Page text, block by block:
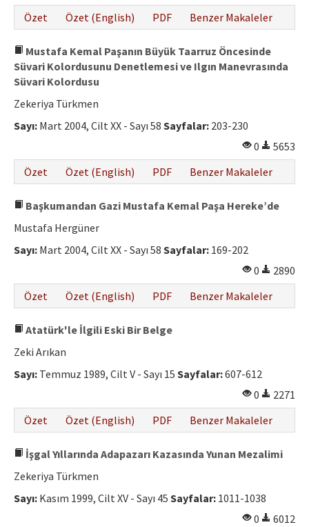
Özet
Özet (English) PDF Benzer Makaleler
Mustafa Kemal Paşanın Büyük Taarruz Öncesinde
Süvari Kolordusunu Denetlemesi ve Ilgın Manevrasında
Süvari Kolordusu
Zekeriya Türkmen
Sayı: Mart 2004, Cilt XX - Sayı 58 Sayfalar: 203-230
0
5653
Özet
Özet (English) PDF Benzer Makaleler
Başkumandan Gazi Mustafa Kemal Paşa Hereke’de
Mustafa Hergüner
Sayı: Mart 2004, Cilt XX - Sayı 58 Sayfalar: 169-202
0
2890
Özet
Özet (English) PDF Benzer Makaleler
Atatürk'le İlgili Eski Bir Belge
Zeki Arıkan
Sayı: Temmuz 1989, Cilt V - Sayı 15 Sayfalar:607-612
0
2271
Özet
Özet (English) PDF Benzer Makaleler
İşgal Yıllarında Adapazarı Kazasında Yunan Mezalimi
Zekeriya Türkmen
Sayı: Kasım 1999, Cilt XV - Sayı 45 Sayfalar: 1011-1038
0
6012